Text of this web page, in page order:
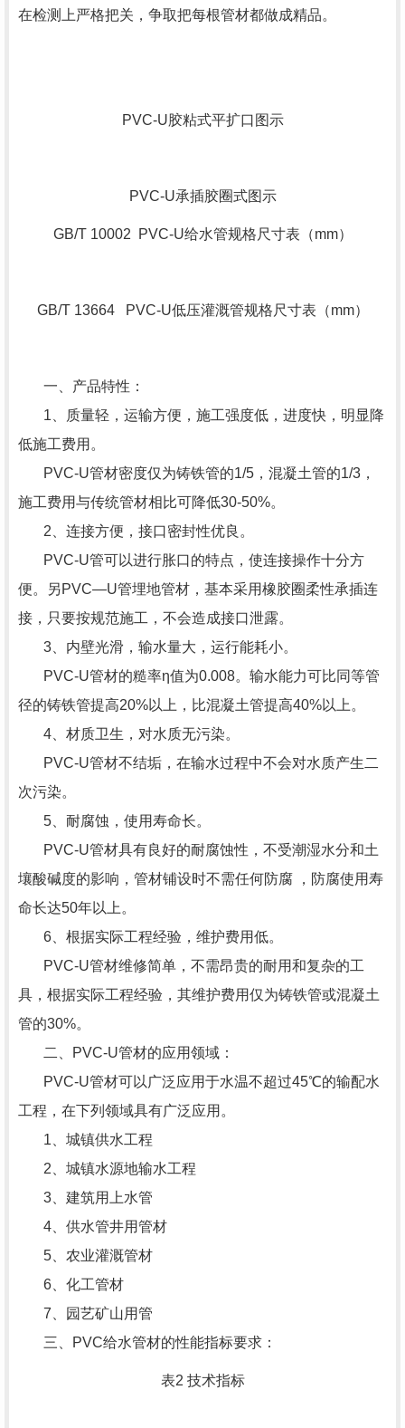
在检测上严格把关，争取把每根管材都做成精品。
PVC-U胶粘式平扩口图示
PVC-U承插胶圈式图示
GB/T 10002 PVC-U给水管规格尺寸表（mm）
GB/T 13664 PVC-U低压灌溉管规格尺寸表（mm）
一、产品特性：
1、质量轻，运输方便，施工强度低，进度快，明显降
低施工费用。
PVC-U管材密度仅为铸铁管的1/5，混凝土管的1/3，
施工费用与传统管材相比可降低30-50%。
2、连接方便，接口密封性优良。
PVC-U管可以进行胀口的特点，使连接操作十分方
便。另PVC—U管埋地管材，基本采用橡胶圈柔性承插连
接，只要按规范施工，不会造成接口泄露。
3、内壁光滑，输水量大，运行能耗小。
PVC-U管材的糙率η值为0.008。输水能力可比同等管
径的铸铁管提高20%以上，比混凝土管提高40%以上。
4、材质卫生，对水质无污染。
PVC-U管材不结垢，在输水过程中不会对水质产生二
次污染。
5、耐腐蚀，使用寿命长。
PVC-U管材具有良好的耐腐蚀性，不受潮湿水分和土
壤酸碱度的影响，管材铺设时不需任何防腐 ，防腐使用寿
命长达50年以上。
6、根据实际工程经验，维护费用低。
PVC-U管材维修简单，不需昂贵的耐用和复杂的工
具，根据实际工程经验，其维护费用仅为铸铁管或混凝土
管的30%。
二、PVC-U管材的应用领域：
PVC-U管材可以广泛应用于水温不超过45℃的输配水
工程，在下列领域具有广泛应用。
1、城镇供水工程
2、城镇水源地输水工程
3、建筑用上水管
4、供水管井用管材
5、农业灌溉管材
6、化工管材
7、园艺矿山用管
三、PVC给水管材的性能指标要求：
表2 技术指标